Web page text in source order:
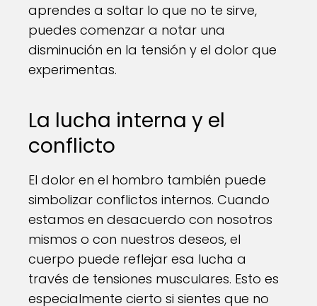
aprendes a soltar lo que no te sirve,
puedes comenzar a notar una
disminución en la tensión y el dolor que
experimentas.
La lucha interna y el
conflicto
El dolor en el hombro también puede
simbolizar conflictos internos. Cuando
estamos en desacuerdo con nosotros
mismos o con nuestros deseos, el
cuerpo puede reflejar esa lucha a
través de tensiones musculares. Esto es
especialmente cierto si sientes que no